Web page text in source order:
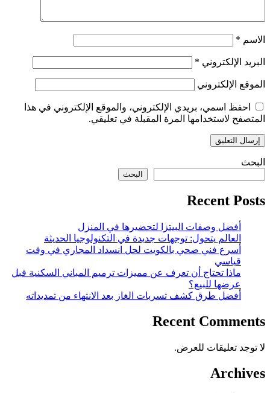
الاسم *
البريد الإلكتروني *
الموقع الإلكتروني
احفظ اسمي، بريدي الإلكتروني، والموقع الإلكتروني في هذا
المتصفح لاستخدامها المرة المقبلة في تعليقي.
البحث
البحث
Recent Posts
أفضل وصفات البيتزا لتحضيرها في المنزل
العالم يتحول: توجهات جديدة في التكنولوجيا الحديثة
أسرع فني صحي بالكويت لحل انسداد المجاري في وقت
قياسي
ماذا تحتاج أن تعرف عن مميزات ترميم المباني السكنية قبل
عرضها للبيع؟
أفضل طرق كشف تسربات الغاز بعد الانتهاء من تمديداته
Recent Comments
لا توجد تعليقات للعرض.
Archives